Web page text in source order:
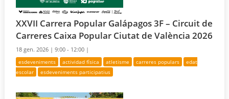
XXVII Carrera Popular Galápagos 3F – Circuit de
Carreres Caixa Popular Ciutat de València 2026
18 gen. 2026 |9:00 - 12:00 |
esdeveniments actividad física atletisme carreres populars
edat
escolar
esdeveniments participatius